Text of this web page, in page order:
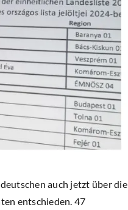
auch jetzt über die
entschieden. 47